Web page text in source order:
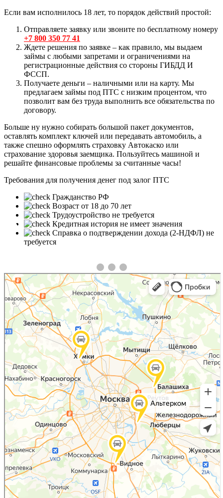
Если вам исполнилось 18 лет, то порядок действий простой:
Отправляете заявку или звоните по бесплатному номеру
+7 800 350 77 41
Ждете решения по заявке – как правило, мы выдаем
займы с любыми запретами и ограничениями на
регистрационные действия со стороны ГИБДД И
ФССП.
Получаете деньги – наличными или на карту. Мы
предлагаем займы под ПТС с низким процентом, что
позволит вам без труда выполнить все обязательства по
договору.
Больше ну нужно собирать большой пакет документов,
оставлять комплект ключей или передавать автомобиль, а
также спешно оформлять страховку Автокаско или
страхование здоровья заемщика. Пользуйтесь машиной и
решайте финансовые проблемы за считанные часы!
Требования для получения денег под залог ПТС
Гражданство РФ
Возраст от 18 до 70 лет
Трудоустройство не требуется
Кредитная история не имеет значения
Справка о подтверждении дохода (2-НДФЛ) не
требуется
❮